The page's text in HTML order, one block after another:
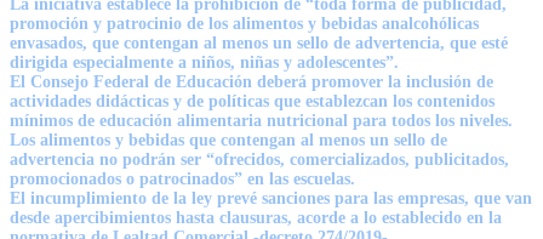
La iniciativa establece la prohibición de “toda forma de publicidad,
promoción y patrocinio de los alimentos y bebidas analcohólicas
envasados, que contengan al menos un sello de advertencia, que esté
dirigida especialmente a niños, niñas y adolescentes”.
El Consejo Federal de Educación deberá promover la inclusión de
actividades didácticas y de políticas que establezcan los contenidos
mínimos de educación alimentaria nutricional para todos los niveles.
Los alimentos y bebidas que contengan al menos un sello de
advertencia no podrán ser “ofrecidos, comercializados, publicitados,
promocionados o patrocinados” en las escuelas.
El incumplimiento de la ley prevé sanciones para las empresas, que van
desde apercibimientos hasta clausuras, acorde a lo establecido en la